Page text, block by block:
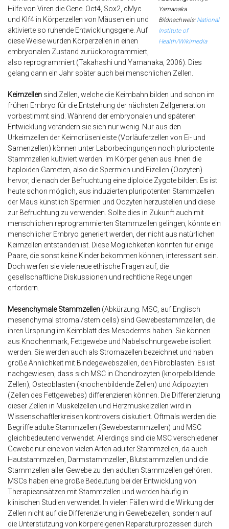
Yamanaka
Bildnachweis: National
Institute of
Health/Wikimedia
Hilfe von Viren die Gene Oct4, Sox2, cMyc
und Klf4 in Körperzellen von Mäusen ein und
aktivierte so ruhende Entwicklungsgene. Auf
diese Weise wurden Körperzellen in einen
embryonalen Zustand zurückprogrammiert,
also reprogrammiert (Takahashi und Yamanaka, 2006). Dies
gelang dann ein Jahr später auch bei menschlichen Zellen.
Keimzellen sind Zellen, welche die Keimbahn bilden und schon im
frühen Embryo für die Entstehung der nächsten Zellgeneration
vorbestimmt sind. Während der embryonalen und späteren
Entwicklung verändern sie sich nur wenig. Nur aus den
Urkeimzellen der Keimdrüsenleiste (Vorläuferzellen von Ei- und
Samenzellen) können unter Laborbedingungen noch pluripotente
Stammzellen kultiviert werden. Im Körper gehen aus ihnen die
haploiden Gameten, also die Spermien und Eizellen (Oozyten)
hervor, die nach der Befruchtung eine diploide Zygote bilden. Es ist
heute schon möglich, aus induzierten pluripotenten Stammzellen
der Maus künstlich Spermien und Oozyten herzustellen und diese
zur Befruchtung zu verwenden. Sollte dies in Zukunft auch mit
menschlichen reprogrammierten Stammzellen gelingen, könnte ein
menschlicher Embryo generiert werden, der nicht aus natürlichen
Keimzellen entstanden ist. Diese Möglichkeiten könnten für einige
Paare, die sonst keine Kinder bekommen können, interessant sein.
Doch werfen sie viele neue ethische Fragen auf, die
gesellschaftliche Diskussionen und rechtliche Regelungen
erfordern.
Mesenchymale Stammzellen (Abkürzung: MSC, auf Englisch
mesenchymal stromal/stem cells) sind Gewebestammzellen, die
ihren Ursprung im Keimblatt des Mesoderms haben. Sie können
aus Knochenmark, Fettgewebe und Nabelschnurgewebe isoliert
werden. Sie werden auch als Stromazellen bezeichnet und haben
große Ähnlichkeit mit Bindegewebszellen, den Fibroblasten. Es ist
nachgewiesen, dass sich MSC in Chondrozyten (knorpelbildende
Zellen), Osteoblasten (knochenbildende Zellen) und Adipozyten
(Zellen des Fettgewebes) differenzieren können. Die Differenzierung
dieser Zellen in Muskelzellen und Herzmuskelzellen wird in
Wissenschaftlerkreisen kontrovers diskutiert. Oftmals werden die
Begriffe adulte Stammzellen (Gewebestammzellen) und MSC
gleichbedeutend verwendet. Allerdings sind die MSC verschiedener
Gewebe nur eine von vielen Arten adulter Stammzellen, da auch
Hautstammzellen, Darmstammzellen, Blutstammzellen und die
Stammzellen aller Gewebe zu den adulten Stammzellen gehören.
MSCs haben eine große Bedeutung bei der Entwicklung von
Therapieansätzen mit Stammzellen und werden häufig in
klinischen Studien verwendet. In vielen Fällen wird die Wirkung der
Zellen nicht auf die Differenzierung in Gewebezellen, sondern auf
die Unterstützung von körpereigenen Reparaturprozessen durch